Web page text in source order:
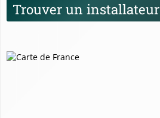
Trouver un installateur